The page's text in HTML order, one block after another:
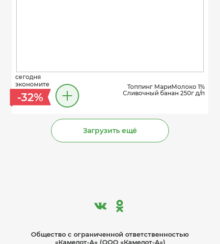
сегодня
экономите
-32%
Топпинг МариМолоко 1%
Сливочный банан 250г д/п
Загрузить ещё
Общество с ограниче­нной ответственностью
«Камелот-А» (ООО «Камелот-А»)